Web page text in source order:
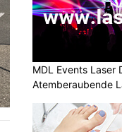
MDL Events Laser
Atemberaubende